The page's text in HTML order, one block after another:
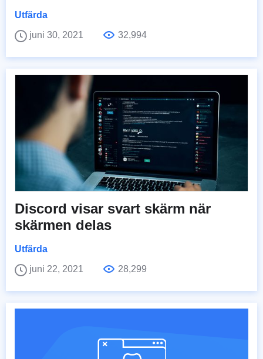
Utfärda
juni 30, 2021
32,994
Discord visar svart skärm när
skärmen delas
Utfärda
juni 22, 2021
28,299